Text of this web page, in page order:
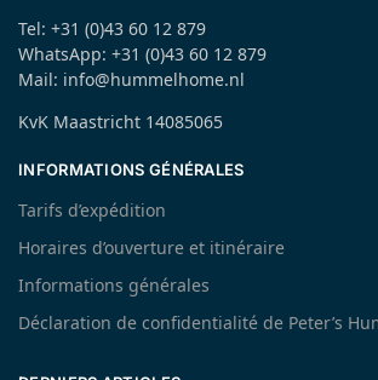
Tel: +31 (0)43 60 12 879
WhatsApp: +31 (0)43 60 12 879
Mail: info@hummelhome.nl
KvK Maastricht 14085065
INFORMATIONS GÉNÉRALES
Tarifs d’expédition
Horaires d’ouverture et itinéraire
Informations générales
Déclaration de confidentialité de Peter’s